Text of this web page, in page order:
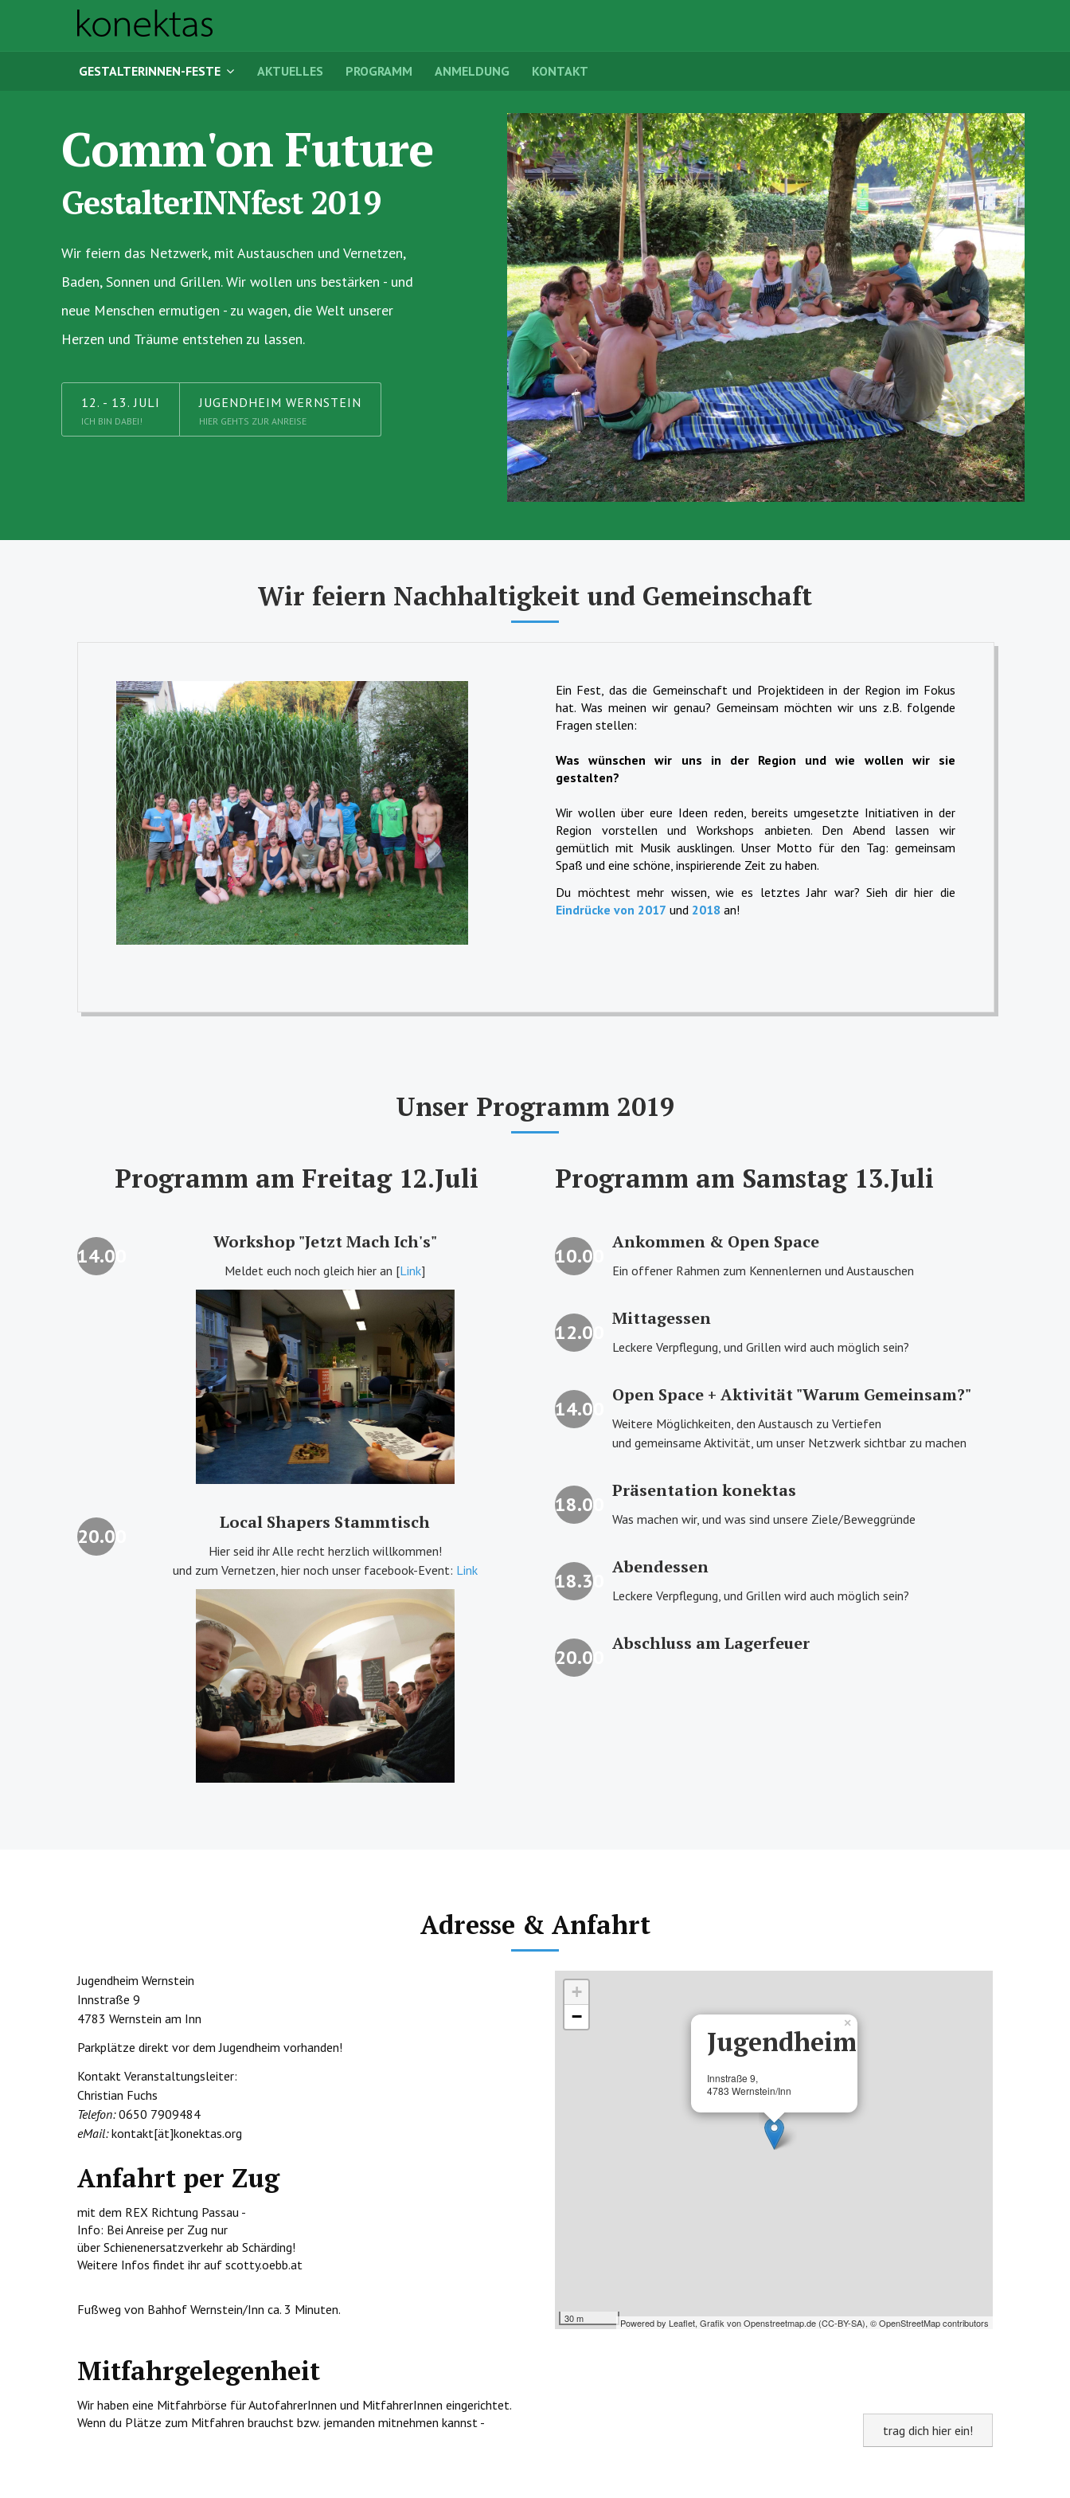
GESTALTERINNEN-FESTE AKTUELLES PROGRAMM ANMELDUNG KONTAKT
Comm'on Future
GestalterINNfest 2019
Wir feiern das Netzwerk, mit Austauschen und Vernetzen,
Baden, Sonnen und Grillen. Wir wollen uns bestärken - und
neue Menschen ermutigen - zu wagen, die Welt unserer
Herzen und Träume entstehen zu lassen.
12. - 13. JULI
ICH BIN DABEI!
JUGENDHEIM WERNSTEIN
HIER GEHTS ZUR ANREISE
Wir feiern Nachhaltigkeit und Gemeinschaft
Ein Fest, das die Gemeinschaft und Projektideen in der Region im Fokus
hat. Was meinen wir genau? Gemeinsam möchten wir uns z.B. folgende
Fragen stellen:
Was wünschen wir uns in der Region und wie wollen wir sie
gestalten?
Wir wollen über eure Ideen reden, bereits umgesetzte Initiativen in der
Region vorstellen und Workshops anbieten. Den Abend lassen wir
gemütlich mit Musik ausklingen. Unser Motto für den Tag: gemeinsam
Spaß und eine schöne, inspirierende Zeit zu haben.
Du möchtest mehr wissen, wie es letztes Jahr war? Sieh dir hier die
Eindrücke von 2017 und 2018 an!
Unser Programm 2019
Programm am Freitag 12.Juli
14.00
Workshop "Jetzt Mach Ich's"
Meldet euch noch gleich hier an [Link]
20.00
Local Shapers Stammtisch
Hier seid ihr Alle recht herzlich willkommen!
und zum Vernetzen, hier noch unser facebook-Event: Link
Programm am Samstag 13.Juli
10.00
Ankommen & Open Space
Ein offener Rahmen zum Kennenlernen und Austauschen
12.00
Mittagessen
Leckere Verpflegung, und Grillen wird auch möglich sein?
14.00
Open Space + Aktivität "Warum Gemeinsam?"
Weitere Möglichkeiten, den Austausch zu Vertiefen
und gemeinsame Aktivität, um unser Netzwerk sichtbar zu machen
18.00
Präsentation konektas
Was machen wir, und was sind unsere Ziele/Beweggründe
18.30
Abendessen
Leckere Verpflegung, und Grillen wird auch möglich sein?
20.00
Abschluss am Lagerfeuer
Adresse & Anfahrt
Jugendheim Wernstein
Innstraße 9
4783 Wernstein am Inn
Parkplätze direkt vor dem Jugendheim vorhanden!
Kontakt Veranstaltungsleiter:
Christian Fuchs
Telefon:0650 7909484
eMail:kontakt[ät]konektas.org
Anfahrt per Zug
mit dem REX Richtung Passau -
Info: Bei Anreise per Zug nur
über Schienenersatzverkehr ab Schärding!
Weitere Infos findet ihr auf scotty.oebb.at
Fußweg von Bahhof Wernstein/Inn ca. 3 Minuten.
Mitfahrgelegenheit
Wir haben eine Mitfahrbörse für AutofahrerInnen und MitfahrerInnen eingerichtet.
Wenn du Plätze zum Mitfahren brauchst bzw. jemanden mitnehmen kannst -
trag dich hier ein!
Jugendheim
Innstraße 9,
4783 Wernstein/Inn
×
+
−
30 m Powered by Leaflet, Grafik vonOpenstreetmap.de (CC-BY-SA), © OpenStreetMap contributors